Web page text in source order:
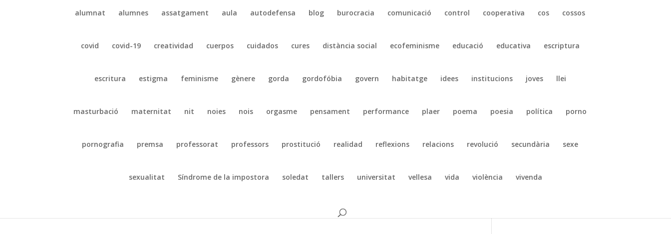
alumnat alumnes assatgament aula autodefensa blog burocracia comunicació control cooperativa cos cossos
covid covid-19 creatividad cuerpos cuidados cures distància social ecofeminisme educació educativa escriptura
escritura estigma feminisme gènere gorda gordofóbia govern habitatge idees institucions joves llei
masturbació maternitat nit noies nois orgasme pensament performance plaer poema poesia política porno
pornografia premsa professorat professors prostitució realidad reflexions relacions revolució secundària sexe
sexualitat Síndrome de la impostora soledat tallers universitat vellesa vida violència vivenda